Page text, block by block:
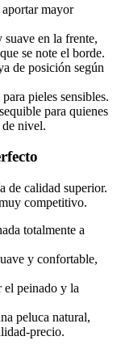
aportar mayor
en la frente,
se note el borde.
de posición según
pieles sensibles.
para quienes
de nivel.
de calidad superior.
competitivo.
totalmente a
y confortable,
el peinado y la
peluca natural,
precio.